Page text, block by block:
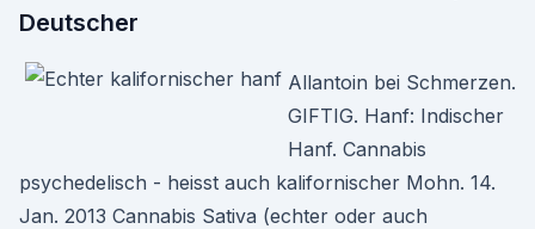
Deutscher
Allantoin bei Schmerzen.
GIFTIG. Hanf: Indischer
Hanf. Cannabis
psychedelisch - heisst auch kalifornischer Mohn. 14.
Jan. 2013 Cannabis Sativa (echter oder auch